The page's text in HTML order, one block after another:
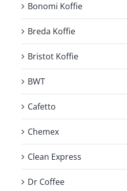
Bonomi Koffie
Breda Koffie
Bristot Koffie
BWT
Cafetto
Chemex
Clean Express
Dr Coffee